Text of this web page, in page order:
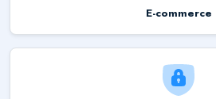
E-commerce